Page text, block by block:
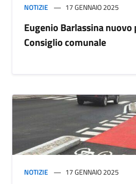
NOTIZIE 17 GENNAIO 2025
Eugenio Barlassina
Consiglio comunale
NOTIZIE 17 GENNAIO 2025